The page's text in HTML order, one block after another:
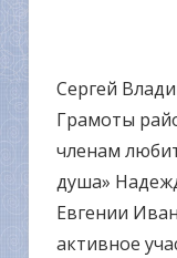
Сергей
Грамоты
членам
душа»
Евгении
активное